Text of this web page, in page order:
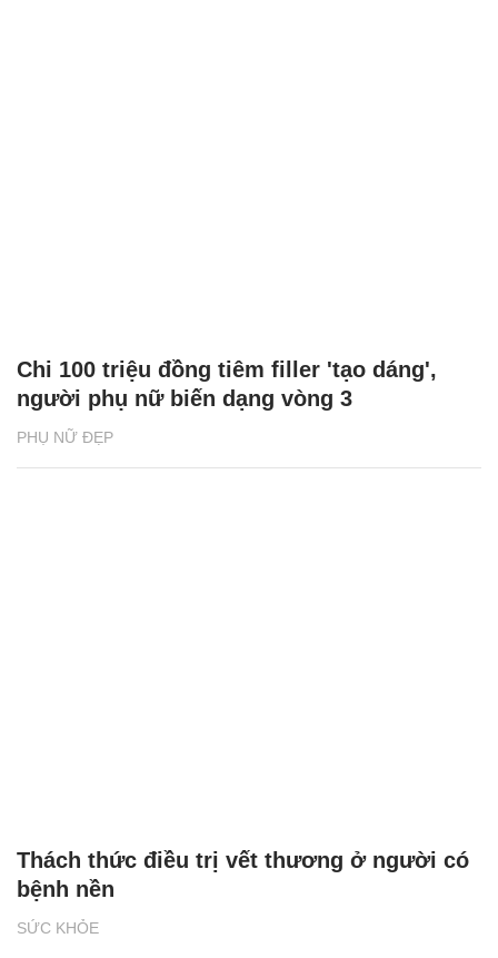
PHỤ NỮ ĐẸP
Chi 100 triệu đồng tiêm filler 'tạo dáng',
người phụ nữ biến dạng vòng 3
SỨC KHỎE
Thách thức điều trị vết thương ở người có
bệnh nền